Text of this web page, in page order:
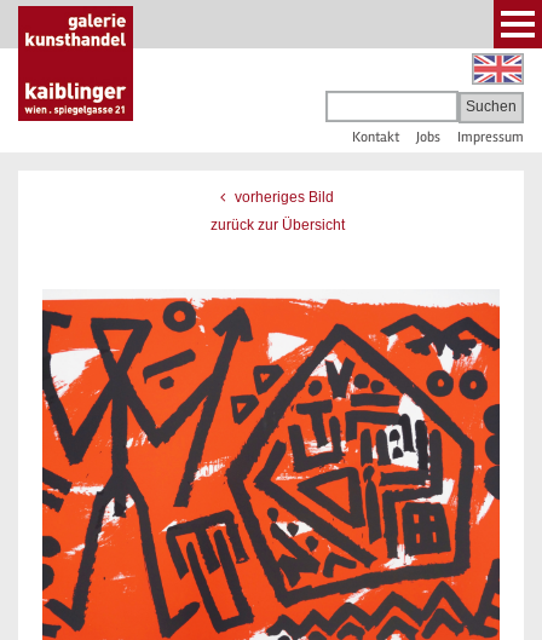
Kontakt Jobs Impressum
vorheriges Bild
zurück zur Übersicht